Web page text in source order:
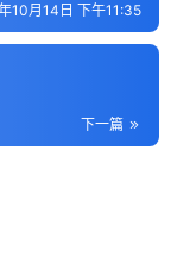
10月14日 下午11:35
下一篇